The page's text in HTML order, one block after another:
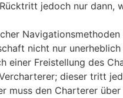
jedoch nur dann,
nicht nur unerheblich
Freistellung des
dieser tritt
muss den Charterer